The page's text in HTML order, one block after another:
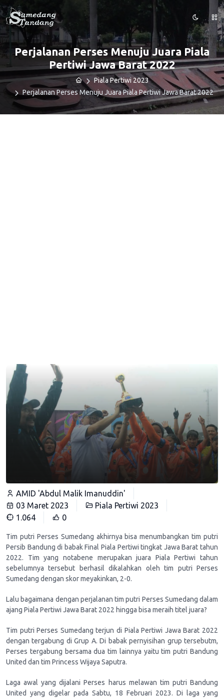
Perjalanan Perses Menuju Juara Piala
Pertiwi Jawa Barat 2022
Piala Pertiwi 2023
Perjalanan Perses Menuju Juara Piala Pertiwi Jawa Barat 2022
AMID 'Abdul Malik Imanuddin'
03 Maret 2023
Piala Pertiwi 2023
1.064
0
Tim putri Perses Sumedang akhirnya bisa menumbangkan tim putri
Persib Bandung di babak Final Piala Pertiwi tingkat Jawa Barat tahun
2022. Tim yang notabene merupakan juara Piala Pertiwi tahun
sebelumnya tersebut berhasil dikalahkan oleh tim putri Perses
Sumedang dengan skor meyakinkan, 2-0.
Lalu bagaimana dengan perjalanan tim putri Perses Sumedang dalam
ajang Piala Pertiwi Jawa Barat 2022 hingga bisa meraih titel juara?
Tim putri Perses Sumedang terjun di Piala Pertiwi Jawa Barat 2022
dengan tergabung di Grup A. Di babak pernyisihan grup tersebutm,
Perses tergabung bersama dua tim lainnya yaitu tim putri Bandung
United dan tim Princess Wijaya Saputra.
Laga awal yang dijalani Perses harus melawan tim putri Bandung
United yang digelar pada Sabtu, 18 Februari 2023. Di laga yang